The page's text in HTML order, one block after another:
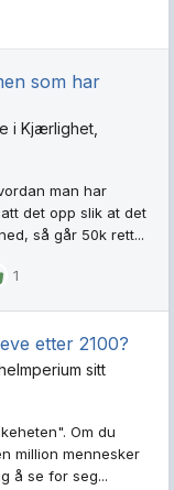
som har
i Kjærlighet,
man har
det opp slik at det
så går 50k rett...
1
etter 2100?
sitt
Om du
million mennesker
å se for seg...